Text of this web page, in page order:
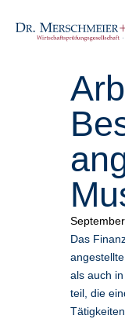
Das
als auch
teil, die